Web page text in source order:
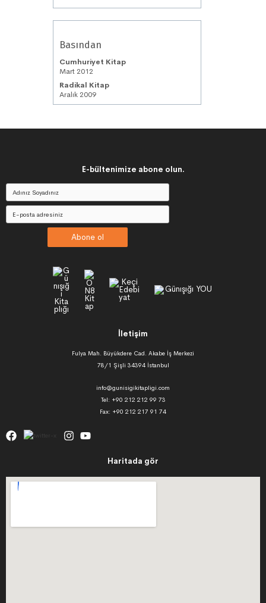
Basından
Cumhuriyet Kitap
Mart 2012
Radikal Kitap
Aralık 2009
E-bültenimize abone olun.
Abone ol
İletişim
Fulya Mah. Büyükdere Cad. Akabe İş Merkezi
78/1 Şişli 34394 İstanbul
info@gunisigikitapligi.com
Tel: +90 212 212 99 73
Fax: +90 212 217 91 74
Haritada gör